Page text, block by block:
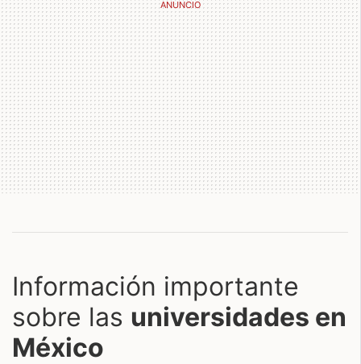
Información importante
sobre las universidades en
México